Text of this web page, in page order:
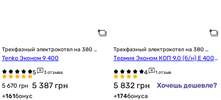
Трехфазный электрокотел на 380
Вольт
Tenko Эконом 9 400
3 отзыва
5 670 грн 5 387 грн
+161бонус
Трехфазный электрокотел на 380
Вольт
Термия Эконом КОП 9,0 (б/н) Е 400В
1 отзыв
5 832 грн Хочешь дешевле?
+174бонуса